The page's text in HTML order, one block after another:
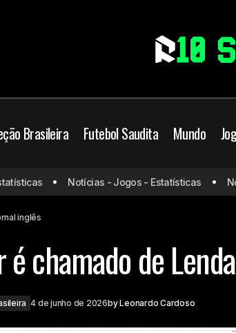
Brasileira Futebol Saudita Mundo
Brasil Seleção Brasileira
Notícias - Jogos - Estatísticas
inglês
é chamado de
4 de junho de 2026byLeonardo Cardoso